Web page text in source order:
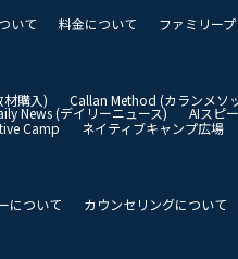
いて 料金について ファミリー
材購入) Callan Method (カランメソ
News (デイリーニュース)
AIスピ
Camp ネイティブキャンプ広場
について カウンセリングについて